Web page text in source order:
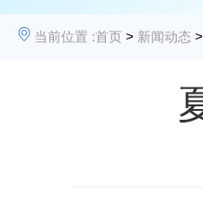
当前位置 :首页 > 新闻动态 >